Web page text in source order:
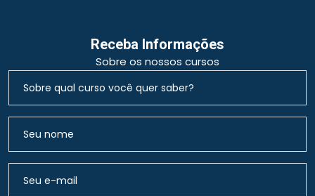
Receba Informações
Sobre os nossos cursos